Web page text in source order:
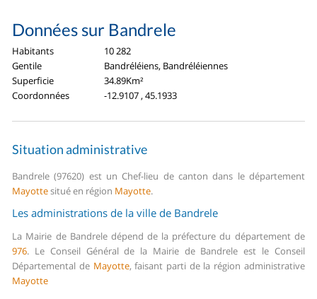
Données sur Bandrele
Habitants
10 282
Gentile
Bandréléiens, Bandréléiennes
Superficie
34.89Km²
Coordonnées
-12.9107 , 45.1933
Situation administrative
Bandrele (97620) est un Chef-lieu de canton dans le département
Mayottesitué en région Mayotte.
Les administrations de la ville de Bandrele
La Mairie de Bandrele dépend de la préfecture du département de
976. Le Conseil Général de la Mairie de Bandrele est le Conseil
Départemental de Mayotte, faisant parti de la région administrative
Mayotte